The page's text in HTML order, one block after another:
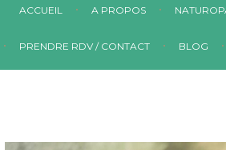
ACCUEIL A PROPOS
PRENDRE RDV / CONTACT BLOG